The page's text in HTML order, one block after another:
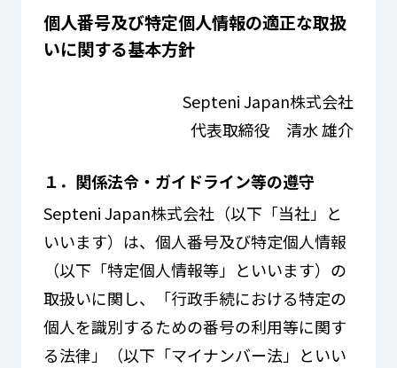
個人番号及び特定個人情報の適正な取扱
いに関する基本方針
Septeni Japan株式会社
代表取締役 清水 雄介
１．関係法令・ガイドライン等の遵守
Septeni Japan株式会社（以下「当社」と
いいます）は、個人番号及び特定個人情報
（以下「特定個人情報等」といいます）の
取扱いに関し、「行政手続における特定の
個人を識別するための番号の利用等に関す
る法律」（以下「マイナンバー法」といい